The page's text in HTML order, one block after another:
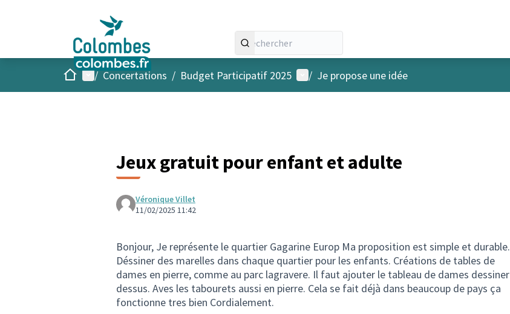
AccueilMenu principal
/ Concertations / Budget Participatif 2025 Menu utilisateur
/ Je propose une idée
Jeux gratuit pour enfant et adulte
Véronique Villet
11/02/2025 11:42
Bonjour, Je représente le quartier Gagarine Europ Ma proposition est simple et durable.
Déssiner des marelles dans chaque quartier pour les enfants. Créations de tables de
dames en pierre, comme au parc lagravere. Il faut ajouter le tableau de dames dessiner
dessus. Aves les tabourets aussi en pierre. Cela se fait déjà dans beaucoup de pays ça
fonctionne tres bien Cordialement.